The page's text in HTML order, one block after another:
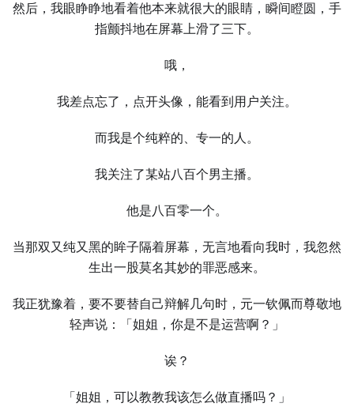
然后，我眼睁睁地看着他本来就很⼤的眼睛，瞬间瞪圆，手
指颤抖地在屏幕上滑了三下。
哦，
我差点忘了，点开头像，能看到用户关注。
而我是个纯粹的、专⼀的⼈。
我关注了某站八百个男主播。
他是八百零⼀个。
当那双又纯又黑的眸子隔着屏幕，无言地看向我时，我忽然
⽣出⼀股莫名其妙的罪恶感来。
我正犹豫着，要不要替自己辩解几句时，元⼀钦佩而尊敬地
轻声说：「姐姐，你是不是运营啊？」
诶？
「姐姐，可以教教我该怎么做直播吗？」